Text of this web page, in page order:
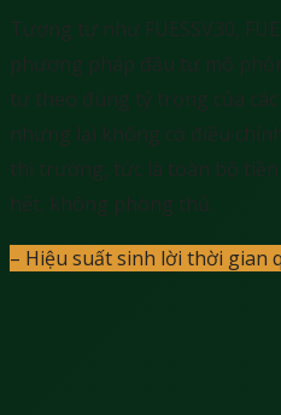
Tương tự như FUESSV30,
phương pháp đầu tư mô
tư theo đúng tỷ trọng của
nhưng lại không có điều
thị trường, tức là toàn bộ tiền
hết, không phòng thủ.
– Hiệu suất sinh lời thời gian